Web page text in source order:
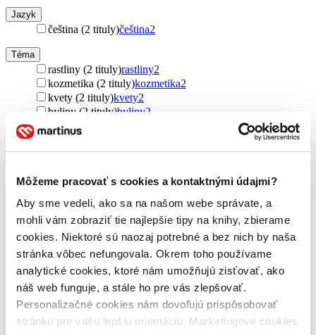
Môžeme pracovať s cookies a kontaktnými údajmi?
Aby sme vedeli, ako sa na našom webe správate, a
mohli vám zobraziť tie najlepšie tipy na knihy, zbierame
cookies. Niektoré sú naozaj potrebné a bez nich by naša
stránka vôbec nefungovala. Okrem toho používame
analytické cookies, ktoré nám umožňujú zisťovať, ako
náš web funguje, a stále ho pre vás zlepšovať.
Personalizačné cookies nám dovoľujú prispôsobovať
stránku pre vašu lepšiu orientáciu. Marketingové cookies
Jazyk
čeština (2 tituly)čeština2
Téma
rastliny (2 tituly)rastliny2
kozmetika (2 tituly)kozmetika2
kvety (2 tituly)kvety2
byliny (2 tituly)byliny2
liečba bylinkami (2 tituly)
2
Andrea Rausch (2 tituly)Andrea Rausch2
Vydavateľstvo
Rebo (2 tituly)Rebo2
Väzba
penová (2 tituly)penová2
Zúžiť výber
Zoradiť